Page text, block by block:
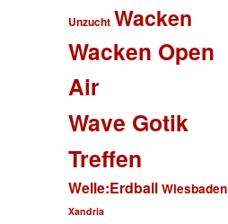
Unzucht Wacken
Wacken Open
Air
Wave Gotik
Treffen
Welle:Erdball Wiesbaden
Xandria